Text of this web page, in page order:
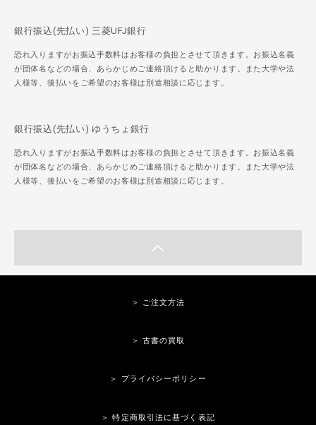
銀行振込(先払い) 三菱UFJ銀行
恐れ入りますがお振込手数料はお客様の負担とさせて頂きます。お振込名義
が団体名などの場合、あらかじめご連絡頂けると助かります。また大学や法
人様等、後払いをご希望のお客様は別途相談に応じます。
銀行振込(先払い) ゆうちょ銀行
恐れ入りますがお振込手数料はお客様の負担とさせて頂きます。お振込名義
が団体名などの場合、あらかじめご連絡頂けると助かります。また大学や法
人様等、後払いをご希望のお客様は別途相談に応じます。
＞ ご注文方法
＞ 古書の買取
＞ プライバシーポリシー
＞ 特定商取引法に基づく表記